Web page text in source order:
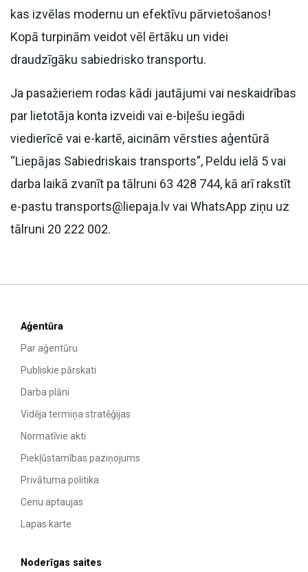
kas izvēlas modernu un efektīvu pārvietošanos!
Kopā turpinām veidot vēl ērtāku un videi
draudzīgāku sabiedrisko transportu.
Ja pasažieriem rodas kādi jautājumi vai neskaidrības
par lietotāja konta izveidi vai e-biļešu iegādi
viedierīcē vai e-kartē, aicinām vērsties aģentūrā
“Liepājas Sabiedriskais transports”, Peldu ielā 5 vai
darba laikā zvanīt pa tālruni 63 428 744, kā arī rakstīt
e-pastu transports@liepaja.lv vai WhatsApp ziņu uz
tālruni 20 222 002.
Aģentūra
Par aģentūru
Publiskie pārskati
Darba plāni
Vidēja termiņa stratēģijas
Normatīvie akti
Piekļūstamības paziņojums
Privātuma politika
Cenu aptaujas
Lapas karte
Noderīgas saites